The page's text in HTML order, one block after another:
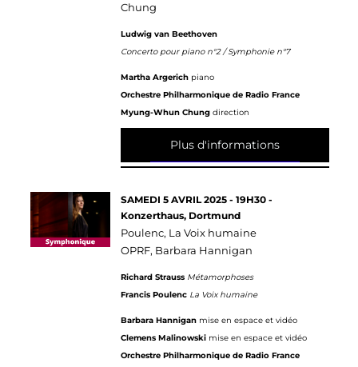
Chung
Ludwig van Beethoven
Concerto pour piano n°2 / Symphonie n°7
Martha Argerich piano
Orchestre Philharmonique de Radio France
Myung-Whun Chungdirection
Plus d'informations
SAMEDI 5 AVRIL 2025 - 19H30 -
Konzerthaus, Dortmund
Poulenc, La Voix humaine
OPRF, Barbara Hannigan
Richard Strauss Métamorphoses
Francis Poulenc La Voix humaine
Barbara Hannigan mise en espace et vidéo
Clemens Malinowski mise en espace et vidéo
Orchestre Philharmonique de Radio France